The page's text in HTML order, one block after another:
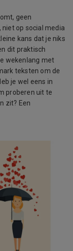
geen
op social media
kans dat je niks
dit praktisch
wekenlang met
teksten om de
je wel eens in
proberen uit te
zit? Een